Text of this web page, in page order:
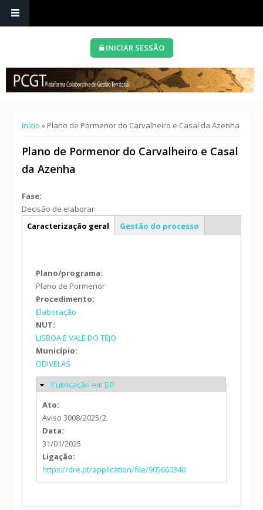
INICIAR SESSÃO
Está aqui
Início » Plano de Pormenor do Carvalheiro e Casal da Azenha
Plano de Pormenor do Carvalheiro e Casal
da Azenha
Fase:
Decisão de elaborar
Info geral
Caracterização geral Gestão do processo
Plano/programa:
Plano de Pormenor
Procedimento:
Elaboração
NUT:
LISBOA E VALE DO TEJO
Município:
ODIVELAS
Ocultar
Publicação em DR
Ato:
Aviso 3008/2025/2
Data:
31/01/2025
Ligação:
https://dre.pt/application/file/905660340